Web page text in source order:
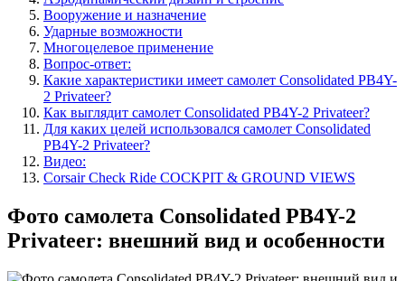
Вооружение и назначение
Ударные возможности
Многоцелевое применение
Вопрос-ответ:
Какие характеристики имеет самолет Consolidated PB4Y-
2 Privateer?
Как выглядит самолет Consolidated PB4Y-2 Privateer?
Для каких целей использовался самолет Consolidated
PB4Y-2 Privateer?
Видео:
Corsair Check Ride COCKPIT & GROUND VIEWS
Фото самолета Consolidated PB4Y-2
Privateer: внешний вид и особенности